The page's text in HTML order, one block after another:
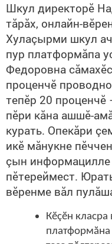
Шкул директорӗ
тăрăх, онлайн-
Хулаçырми шкул
пур платформăпа
Федоровна
проценчӗ
тепӗр 20
пӗри кăна ашшӗ-
курать. Опекăри
икӗ мăнукне
çын информацилле
пӗтереймест.
вӗренме вăл
Кӗçӗн